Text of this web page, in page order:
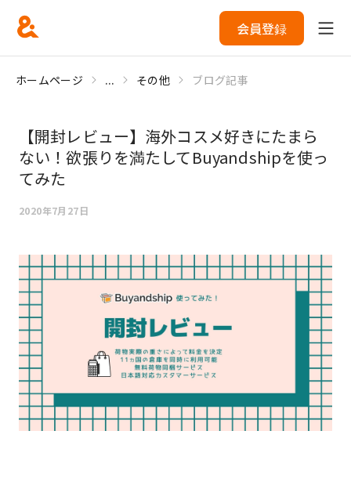
会員登録
ホームページ ... その他 ブログ記事
【開封レビュー】海外コスメ好きにたまら
ない！欲張りを満たしてBuyandshipを使っ
てみた
2020年7月27日